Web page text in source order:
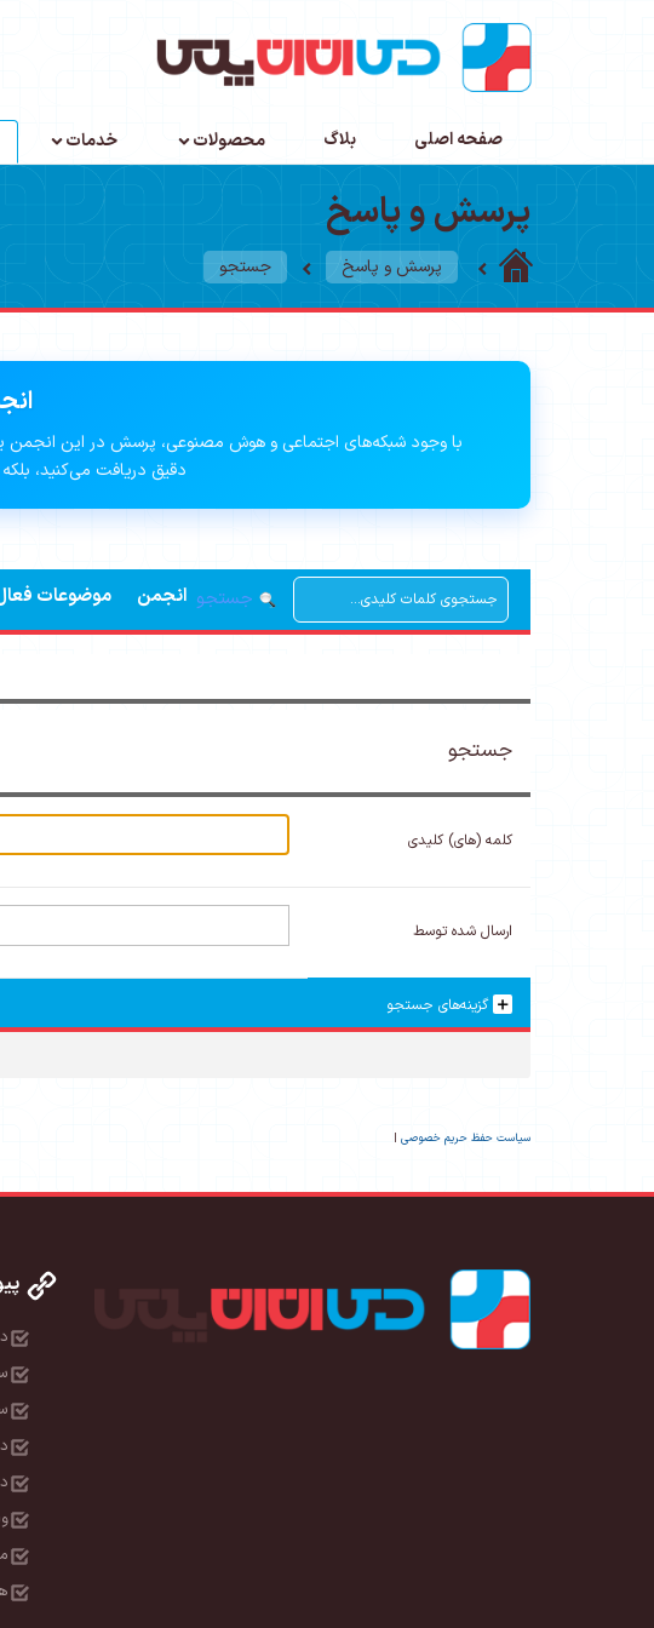
صفحه اصلی بلاگ محصولات خدمات
پرسش و پاسخ
پرسش و پاسخ جستجو
با وجود شبکه‌های اجتماعی و هوش مصنوعی، پرسش در این انجمن
دقیق دریافت می‌کنید،
انجمن موضوعات جستجو
جستجو
کلمه (های) کلیدی
ارسال شده توسط
گزینه‌های جستجو
سیاست حفظ حریم خصوصی |